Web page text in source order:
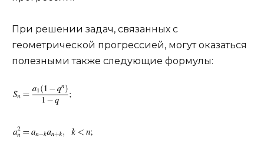
При решении задач, связанных с
геометрической прогрессией, могут оказаться
полезными также следующие формулы: